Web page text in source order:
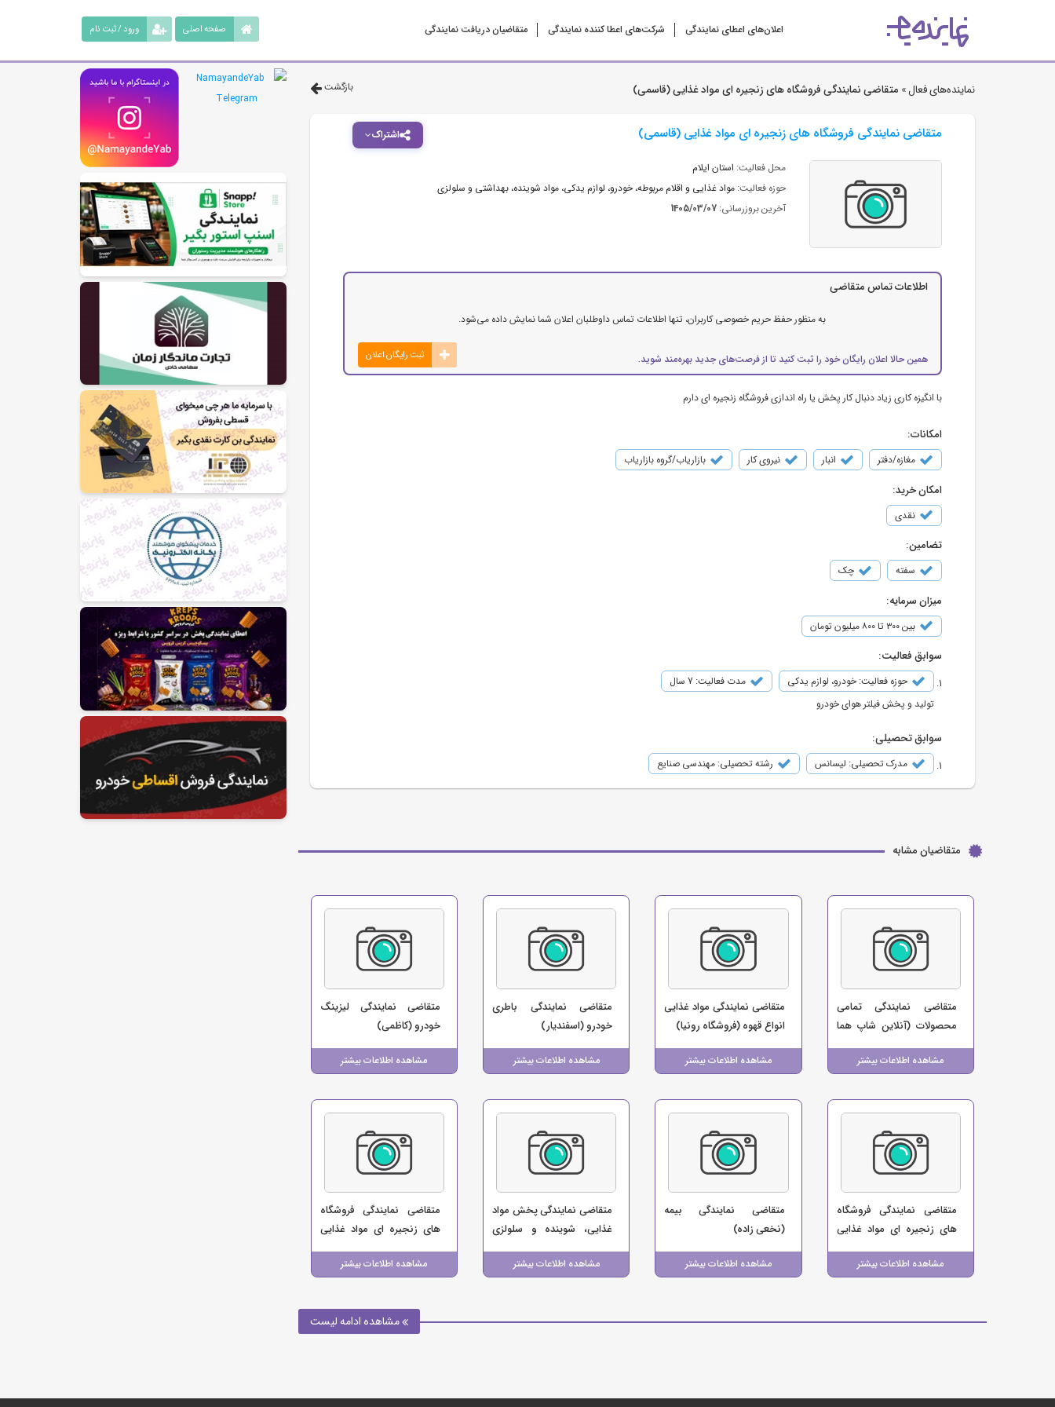
اعلان‌های اعطای نمایندگی شرکت‌‌های اعطا کننده نمایندگی متقاضیان دریافت نمایندگی ورود / ثبت نام صفحه اصلی
نماینده‌های فعال » متقاضی نمایندگی فروشگاه های زنجیره ای مواد غذایی (قاسمی) بازگشت
اشتراک متقاضی نمایندگی فروشگاه های زنجیره ای مواد غذایی (قاسمی)
محل فعالیت: استان ایلام
حوزه فعالیت: مواد غذایی و اقلام مربوطه، خودرو، لوازم یدکی، مواد شوینده، بهداشتی و سلولزی
آخرین بروزرسانی: 1405/03/07
اطلاعات تماس متقاضی
به منظور حفظ حریم خصوصی کاربران، تنها اطلاعات تماس داوطلبان اعلان شما نمایش داده می‌شود.
همین حالا اعلان رایگان خود را ثبت کنید تا از فرصت‌های جدید بهره‌مند شوید. ثبت رایگان اعلان
با انگیزه کاری زیاد دنبال کار پخش یا راه اندازی فروشگاه زنجیره ای دارم
امکانات:
مغازه/دفتر انبار نیروی کار بازاریاب/گروه بازاریاب
امکان خرید:
نقدی
تضامین:
سفته چک
میزان سرمایه:
بین ۳۰۰ تا ۸۰۰ میلیون تومان
سوابق فعالیت:
حوزه فعالیت: خودرو، لوازم یدکی
مدت فعالیت: 7 سال
تولید و پخش فیلتر هوای خودرو
سوابق تحصیلی:
مدرک تحصیلی: لیسانس رشته تحصیلی: مهندسی صنایع
متقاضیان مشابه
مشاهده اطلاعات بیشتر
متقاضی نمایندگی تمامی
محصولات (آنلاین شاپ هما
زون)
مشاهده اطلاعات بیشتر
متقاضی نمایندگی مواد غذایی
انواع قهوه (فروشگاه رونیا)
مشاهده اطلاعات بیشتر
متقاضی نمایندگی باطری
خودرو (اسفندیار)
مشاهده اطلاعات بیشتر
متقاضی نمایندگی لیزینگ
خودرو (کاظمی)
مشاهده اطلاعات بیشتر
متقاضی نمایندگی فروشگاه
های زنجیره ای مواد غذایی
(فروشگاه ایلام مارکت)
مشاهده اطلاعات بیشتر
متقاضی نمایندگی بیمه
(نخعی زاده)
مشاهده اطلاعات بیشتر
متقاضی نمایندگی پخش مواد
غذایی، شوینده و سلولزی
(صالحی)
مشاهده اطلاعات بیشتر
متقاضی نمایندگی فروشگاه
های زنجیره ای مواد غذایی
(بابایی)
مشاهده ادامه لیست